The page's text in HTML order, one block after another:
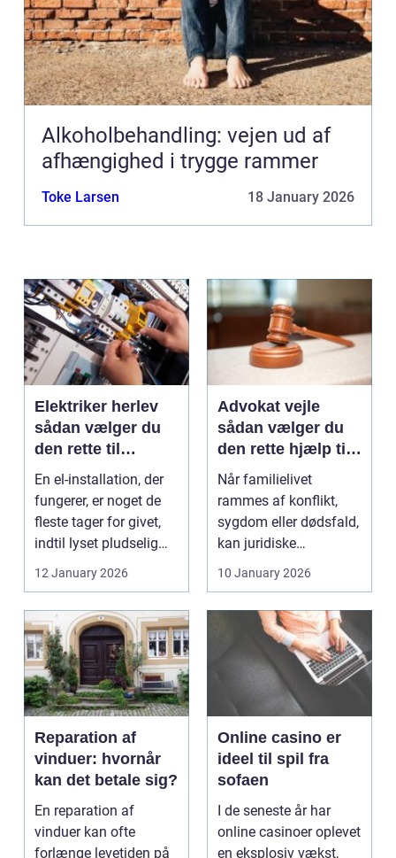
Alkoholbehandling: vejen ud af
afhængighed i trygge rammer
Toke Larsen 18 January 2026
Elektriker herlev
sådan vælger du
den rette til
opgaven
En el-installation, der
fungerer, er noget de
fleste tager for givet,
indtil lyset pludselig
går, el...
12 January 2026
Advokat vejle
sådan vælger du
den rette hjælp til
familien
Når familielivet
rammes af konflikt,
sygdom eller dødsfald,
kan juridiske
spørgsmål hurtigt
vokse si...
10 January 2026
Reparation af
vinduer: hvornår
kan det betale sig?
En reparation af
vinduer kan ofte
forlænge levetiden på
Online casino er
ideel til spil fra
sofaen
I de seneste år har
online casinoer oplevet
en eksplosiv vækst,